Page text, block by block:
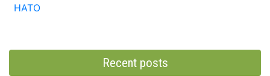
НАТО
Recent posts